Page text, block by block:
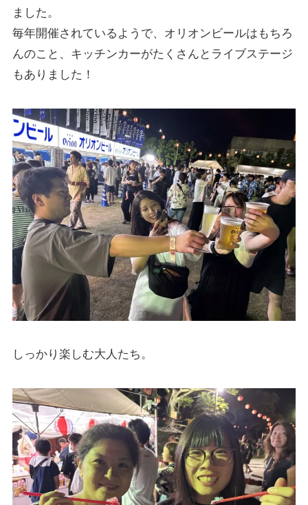
ました。
毎年開催されているようで、オリオンビールはもちろ
んのこと、キッチンカーがたくさんとライブステージ
もありました！
しっかり楽しむ大人たち。